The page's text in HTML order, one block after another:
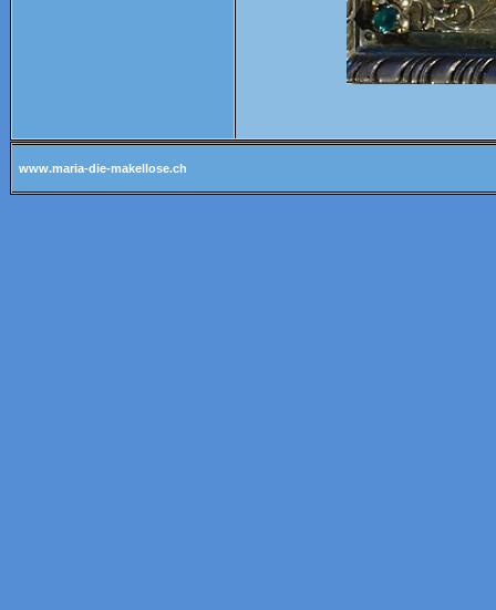
www.maria-die-makellose.ch